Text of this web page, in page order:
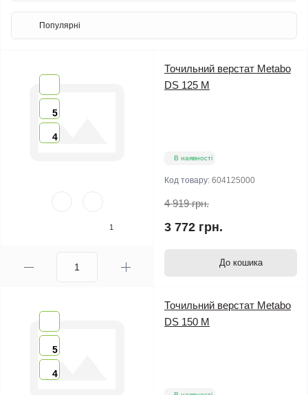
5
4
1
Точильний верстат Metabo
DS 125 M
В наявності
Код товару: 604125000
4 919 грн.
3 772 грн.
До кошика
5
4
Точильний верстат Metabo
DS 150 M